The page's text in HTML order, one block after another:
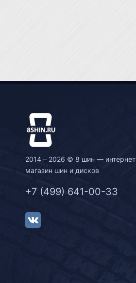
2014 – 2026 © 8 шин — интернет
магазин шин и дисков
+7 (499) 641-00-33